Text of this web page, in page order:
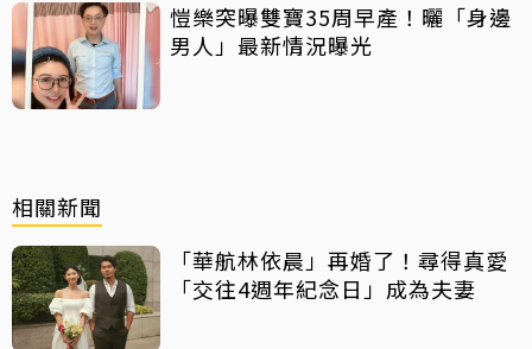
愷樂突曝雙寶35周早產！曬「身邊
男人」最新情況曝光
相關新聞
「華航林依晨」再婚了！尋得真愛
「交往4週年紀念日」成為夫妻